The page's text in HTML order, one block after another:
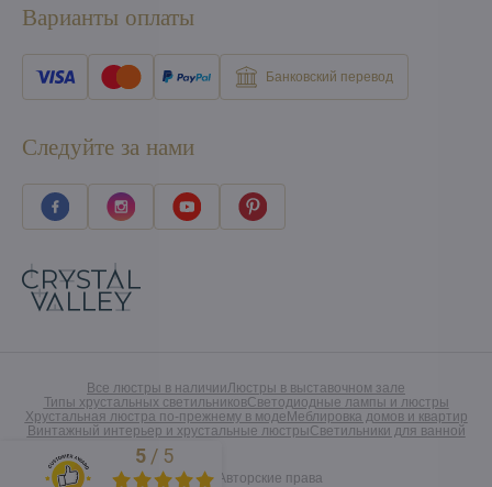
Варианты оплаты
Банковский перевод
Следуйте за нами
Все люстры в наличииЛюстры в выставочном зале
Типы хрустальных светильниковСветодиодные лампы и люстры
Хрустальная люстра по-прежнему в модеМеблировка домов и квартир
Винтажный интерьер и хрустальные люстрыСветильники для ванной
©2026Авторские права
Excellent
5 / 5